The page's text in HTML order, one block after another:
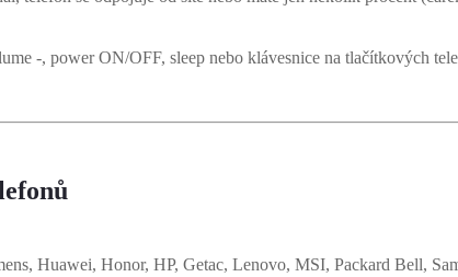
-, power ON/OFF, sleep nebo klávesnice na tlačítkových
Huawei, Honor, HP, Getac, Lenovo, MSI, Packard Bell,